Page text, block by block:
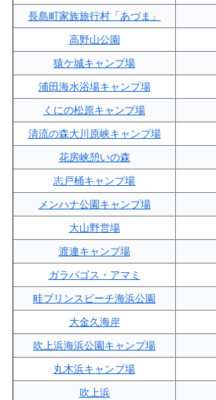
長島町家族旅行村「あづま」
高野山公園
猿ケ城キャンプ場
浦田海水浴場キャンプ場
くにの松原キャンプ場
清流の森大川原峡キャンプ場
花房峡憩いの森
志戸桶キャンプ場
メンハナ公園キャンプ場
大山野営場
渡連キャンプ場
ガラパゴス・アマミ
畦プリンスビーチ海浜公園
大金久海岸
吹上浜海浜公園キャンプ場
丸木浜キャンプ場
吹上浜